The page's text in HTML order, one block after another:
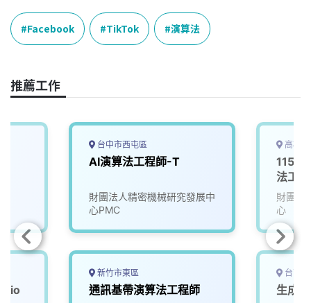
c
e
b
o
k
n
e
r
e
a
n
k
e
n
y
k
Facebook TikTok 演算法
推薦工作
台中市西屯區
AI演算法工程師-T
財團法人精密機械研究發展中
心PMC
新竹市東區
通訊基帶演算法工程師
高雄
法工
財團法
心
台南
生成